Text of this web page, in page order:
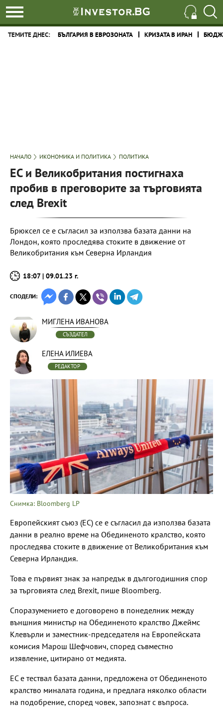
ТЕМИТЕ ДНЕС: БЪЛГАРИЯ В ЕВРОЗОНАТА КРИЗАТА В ИРАН
НАЧАЛО ИКОНОМИКА И ПОЛИТИКА ПОЛИТИКА
ЕС и Великобритания постигнаха
пробив в преговорите за търговията
след Brexit
Брюксел се е съгласил за използва базата данни на
Лондон, която проследява стоките в движение от
Великобритания към Северна Ирландия
18:07 | 09.01.23 г.
СПОДЕЛИ:
МИГЛЕНА ИВАНОВА
СЪЗДАТЕЛ
ЕЛЕНА ИЛИЕВА
РЕДАКТОР
Снимка: Bloomberg LP
Европейският съюз (ЕС) се е съгласил да използва базата
данни в реално време на Обединеното кралство, която
проследява стоките в движение от Великобритания към
Северна Ирландия.
Това е първият знак за напредък в дългогодишния спор
за търговията след Brexit, пише Bloomberg.
Споразумението е договорено в понеделник между
външния министър на Обединеното кралство Джеймс
Клевърли и заместник-председателя на Европейската
комисия Марош Шефчович, според съвместно
изявление, цитирано от медията.
ЕС е тествал базата данни, предложена от Обединеното
кралство миналата година, и предлага няколко области
на подобрение, според човек, запознат с въпроса.